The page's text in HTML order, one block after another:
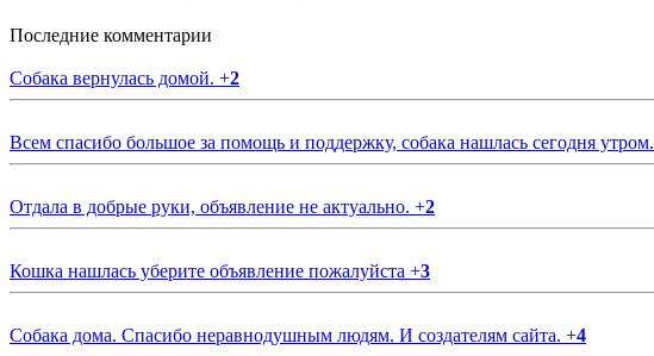
Последние комментарии
Собака вернулась домой. +2
Всем спасибо большое за помощь и поддержку, собака нашлась сегодня утром.
Отдала в добрые руки, объявление не актуально. +2
Кошка нашлась уберите объявление пожалуйста +3
Собака дома. Спасибо неравнодушным людям. И создателям сайта. +4